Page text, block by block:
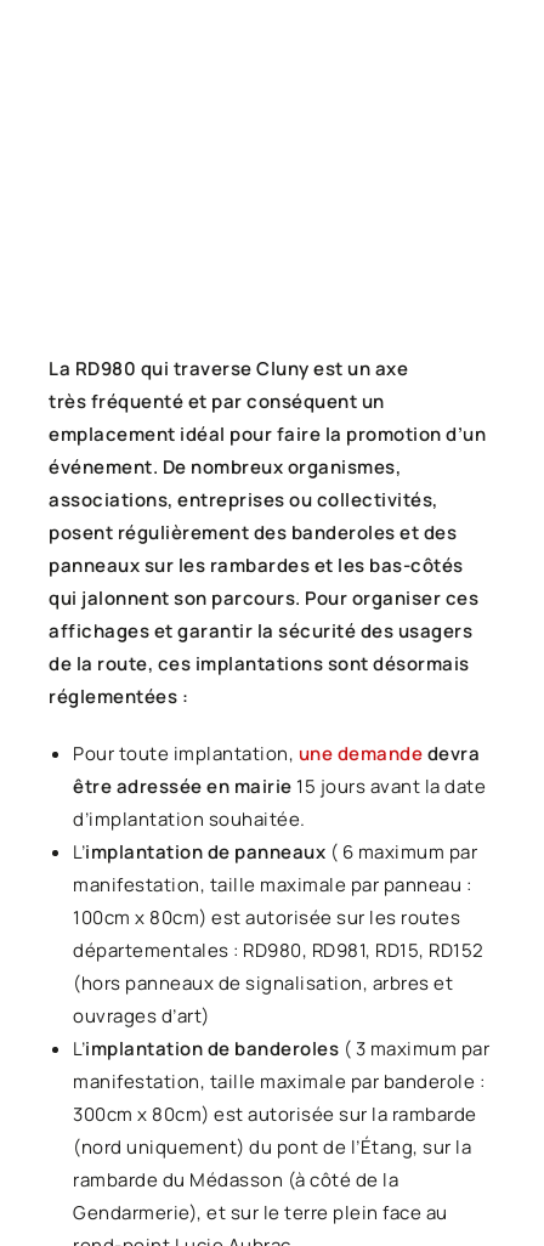
La RD980 qui traverse Cluny est un axe
très fréquenté et par conséquent un
emplacement idéal pour faire la promotion d’un
événement. De nombreux organismes,
associations, entreprises ou collectivités,
posent régulièrement des banderoles et des
panneaux sur les rambardes et les bas-côtés
qui jalonnent son parcours. Pour organiser ces
affichages et garantir la sécurité des usagers
de la route, ces implantations sont désormais
réglementées :
Pour toute implantation, une demandedevra
être adressée en mairie 15 jours avant la date
d’implantation souhaitée.
L’implantation de panneaux ( 6 maximum par
manifestation, taille maximale par panneau :
100cm x 80cm) est autorisée sur les routes
départementales : RD980, RD981, RD15, RD152
(hors panneaux de signalisation, arbres et
ouvrages d’art)
L’implantation de banderoles ( 3 maximum par
manifestation, taille maximale par banderole :
300cm x 80cm) est autorisée sur la rambarde
(nord uniquement) du pont de l’Étang, sur la
rambarde du Médasson (à côté de la
Gendarmerie), et sur le terre plein face au